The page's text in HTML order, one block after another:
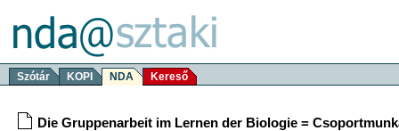
Szótár KOPI NDA Kereső
Die Gruppenarbeit im Lernen der Biologie =